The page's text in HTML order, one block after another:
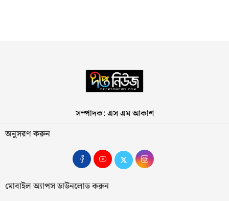
সম্পাদক: এস এম আকাশ
অনুসরণ করুন
মোবাইল অ্যাপস ডাউনলোড করুন